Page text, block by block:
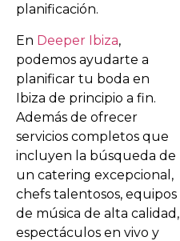
planificación.
En Deeper Ibiza,
podemos ayudarte a
planificar tu boda en
Ibiza de principio a fin.
Además de ofrecer
servicios completos que
incluyen la búsqueda de
un catering excepcional,
chefs talentosos, equipos
de música de alta calidad,
espectáculos en vivo y